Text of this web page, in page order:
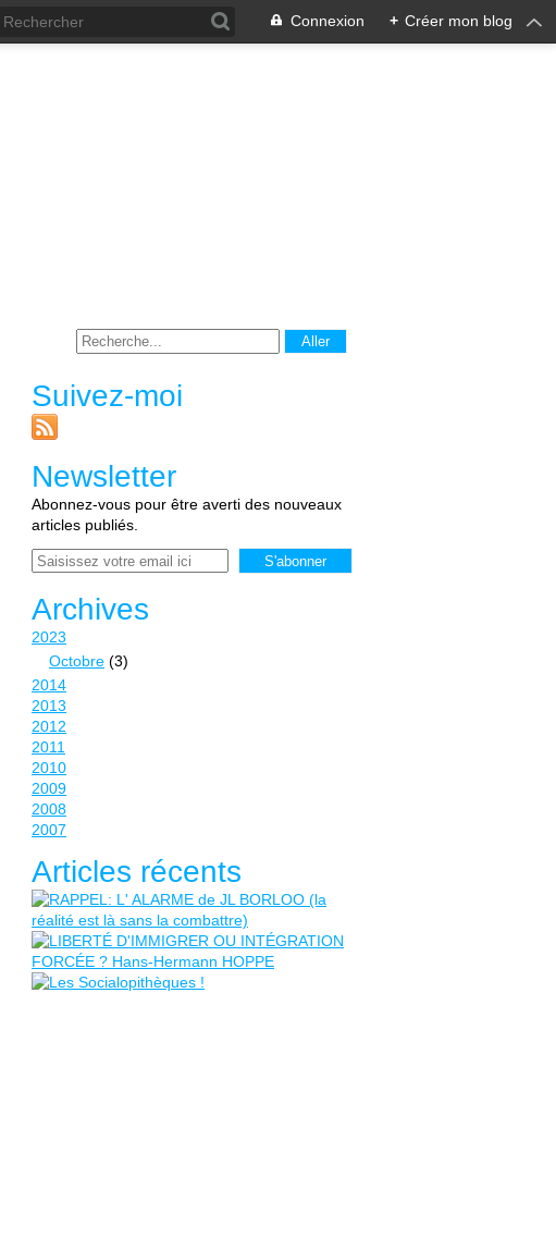
Connexion + Créer mon blog
Suivez-moi
Newsletter
Abonnez-vous pour être averti des nouveaux
articles publiés.
Email
Archives
2023
Octobre (3)
2014
2013
2012
2011
2010
2009
2008
2007
Articles récents